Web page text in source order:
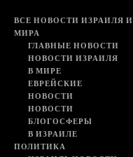
ВСЕ НОВОСТИ ИЗРАИЛЯ И
МИРА
ГЛАВНЫЕ НОВОСТИ
НОВОСТИ ИЗРАИЛЯ
В МИРЕ
ЕВРЕЙСКИЕ
НОВОСТИ
НОВОСТИ
БЛОГОСФЕРЫ
В ИЗРАИЛЕ
ПОЛИТИКА